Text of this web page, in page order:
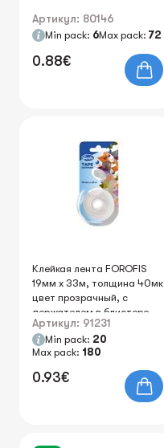
Артикул: 80146
Min pack: 6Max pack: 72
0.88€
Клейкая лента FOROFIS
19мм х 33м, толщина 40мк
цвет прозрачный, с
держателем в блистере
Артикул: 91231
Min pack: 20
Max pack: 180
0.93€